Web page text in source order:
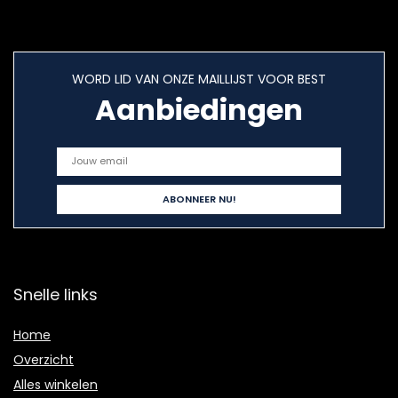
WORD LID VAN ONZE MAILLIJST VOOR BEST
Aanbiedingen
Snelle links
Home
Overzicht
Alles winkelen